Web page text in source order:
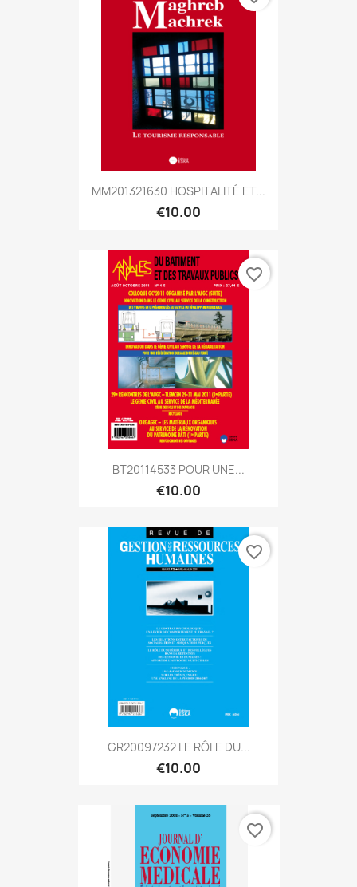
MM201321630 HOSPITALITÉ ET...
€10.00
BT20114533 POUR UNE...
€10.00
favorite_border
GR20097232 LE RÔLE DU...
€10.00
favorite_border
favorite_border